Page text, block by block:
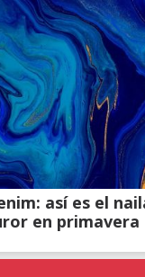
así es el
en primavera